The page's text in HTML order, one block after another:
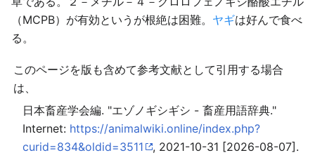
（MCPB）が有効というが根絶は困難。 ヤギは好んで食べ
る。
このページを版も含めて参考文献として引用する場合
は、
日本畜産学会編. "エゾノギシギシ - 畜産用語辞典."
Internet: https://animalwiki.online/index.php?
curid=834&oldid=3511
, 2021-10-31 [2026-08-07].